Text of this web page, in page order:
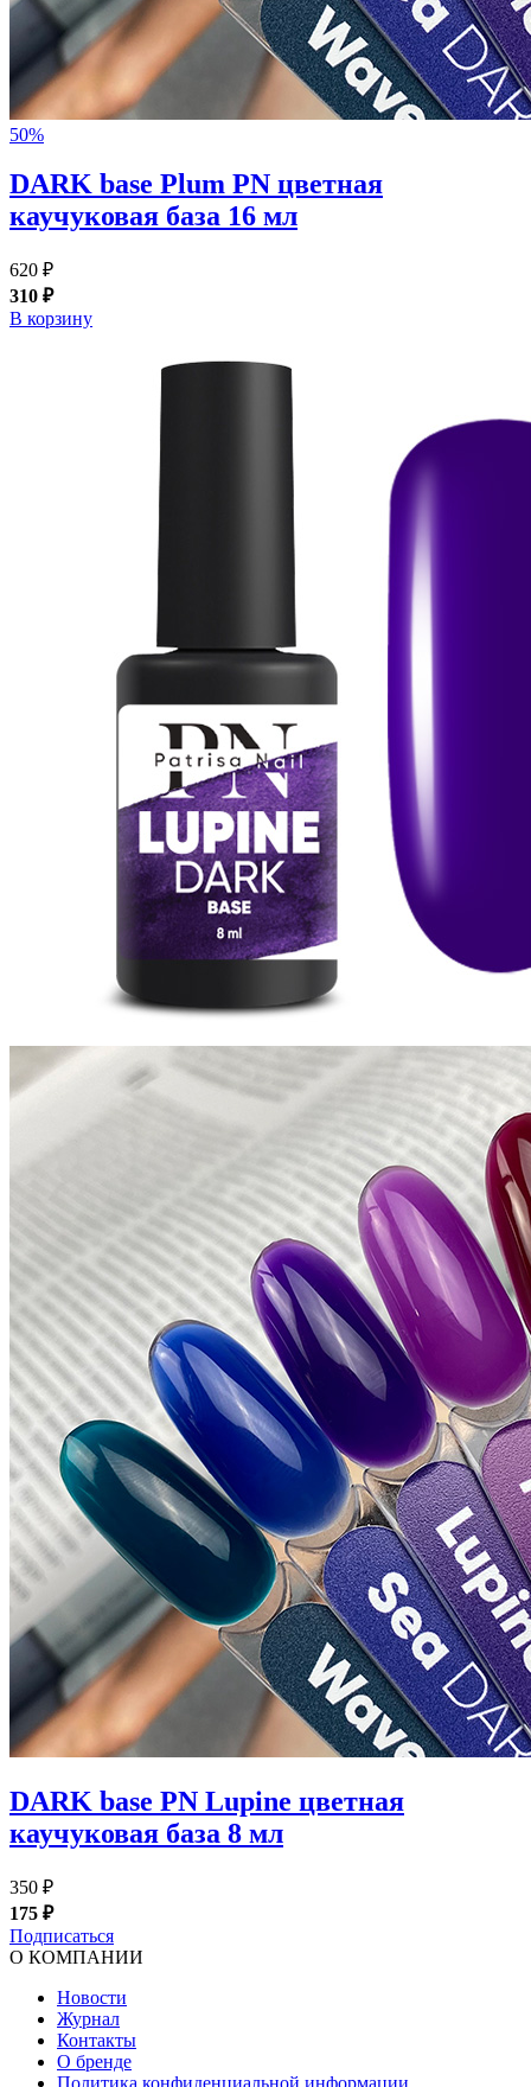
50%
DARK base Plum PN цветная
каучуковая база 16 мл
620 ₽
310 ₽
В корзину
DARK base PN Lupine цветная
каучуковая база 8 мл
350 ₽
175 ₽
Подписаться
О КОМПАНИИ
Новости
Журнал
Контакты
О бренде